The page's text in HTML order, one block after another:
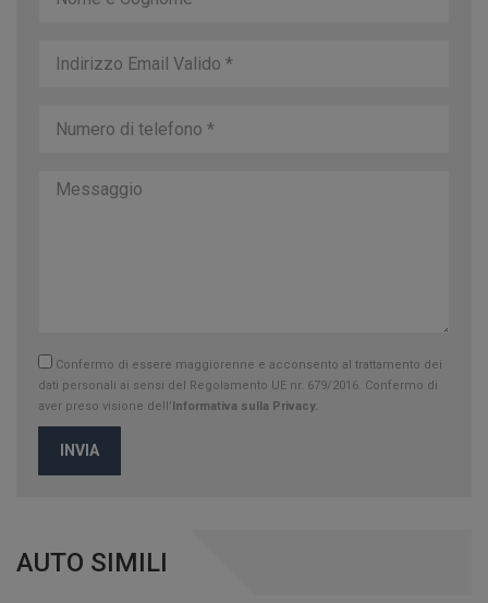
Confermo di essere maggiorenne e acconsento al trattamento dei
dati personali ai sensi del Regolamento UE nr. 679/2016. Confermo di
aver preso visione dell’Informativa sulla Privacy.
INVIA
AUTO SIMILI